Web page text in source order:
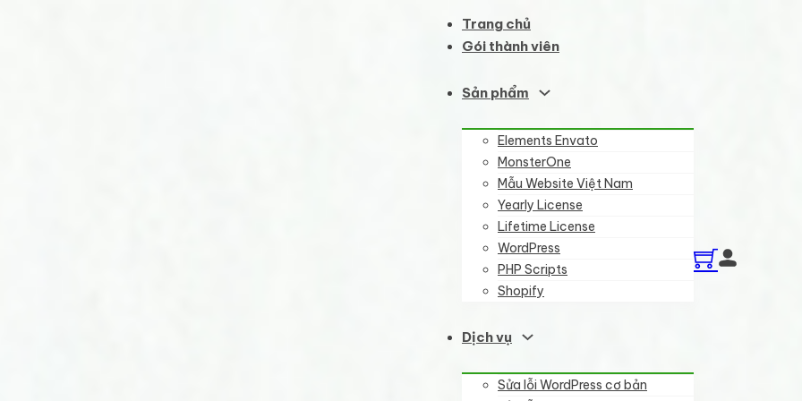
Trang chủ
Gói thành viên
Sản phẩm
Elements Envato
MonsterOne
Mẫu Website Việt Nam
Yearly License
Lifetime License
WordPress
PHP Scripts
Shopify
Dịch vụ
Sửa lỗi WordPress cơ bản